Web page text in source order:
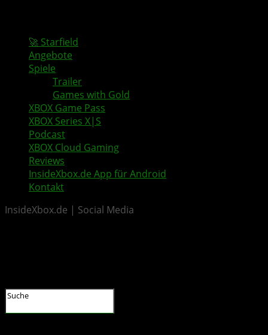
🚀 Starfield
Angebote
Spiele
Trailer
Games with Gold
XBOX Game Pass
XBOX Series X|S
Podcast
XBOX Cloud Gaming
Reviews
InsideXbox.de App für Android
Kontakt
InsideXbox.de | Social Media